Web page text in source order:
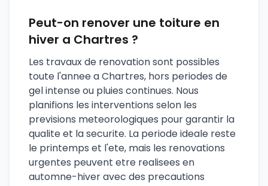
Peut-on renover une toiture en
hiver a Chartres ?
Les travaux de renovation sont possibles
toute l'annee a Chartres, hors periodes de
gel intense ou pluies continues. Nous
planifions les interventions selon les
previsions meteorologiques pour garantir la
qualite et la securite. La periode ideale reste
le printemps et l'ete, mais les renovations
urgentes peuvent etre realisees en
automne-hiver avec des precautions